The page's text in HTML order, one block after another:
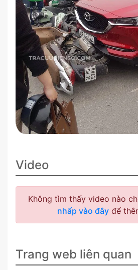
Video
Không tìm thấy video nào
nhấp vào đâyđể
Trang web liên quan